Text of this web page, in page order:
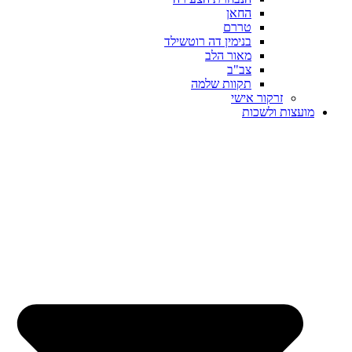
החאן
טררם
בנימין דה רוטשילד
מאור הלב
צב"ב
תקוות שלמה
זרקור אישי
מועצות ולשכות